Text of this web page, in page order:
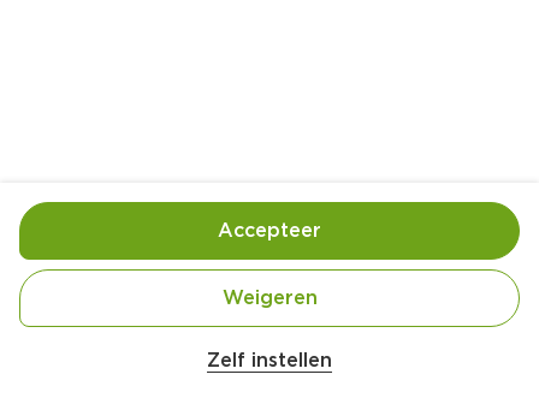
Ingrediënten Bereiding
Zelf instellen
Weigeren
Accepteer